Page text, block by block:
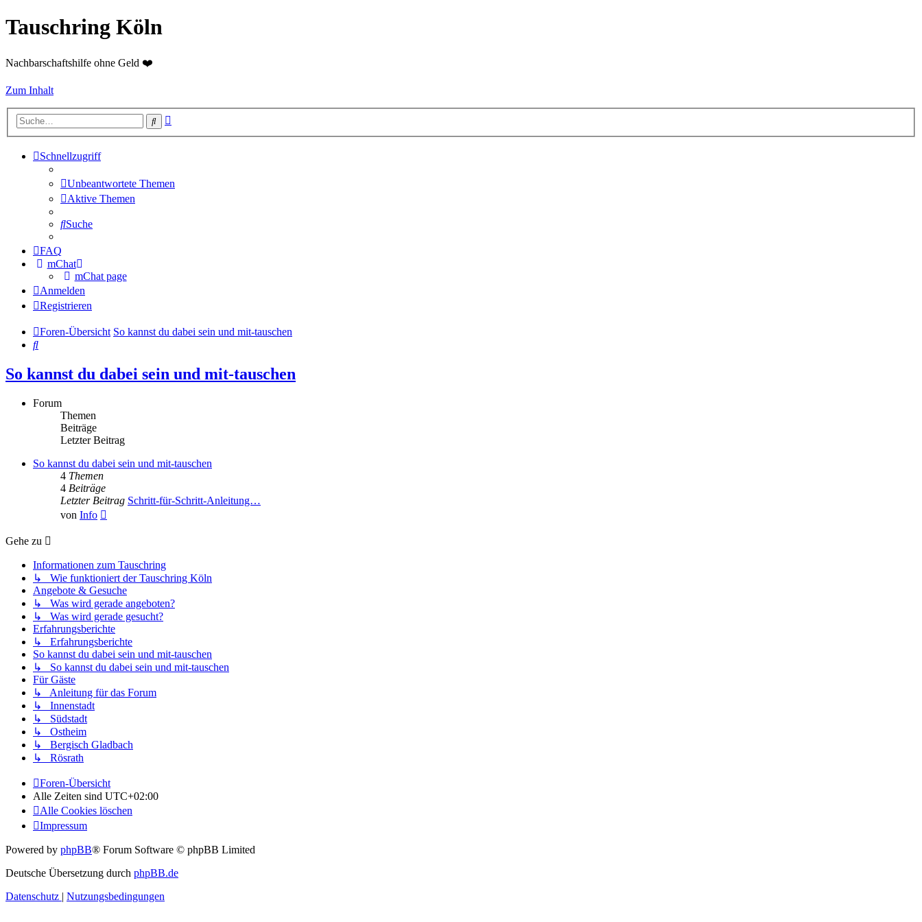
Tauschring Köln
Nachbarschaftshilfe ohne Geld ❤️
Zum Inhalt
Suche
Schnellzugriff
Unbeantwortete Themen
Aktive Themen
Suche
FAQ
mChat
mChat page
Anmelden
Registrieren
Foren-Übersicht So kannst du dabei sein und mit-tauschen
Suche
So kannst du dabei sein und mit-tauschen
Forum
Themen
Beiträge
Letzter Beitrag
So kannst du dabei sein und mit-tauschen
4 Themen
4 Beiträge
Letzter Beitrag Schritt-für-Schritt-Anleitung…
von Info
Gehe zu
Informationen zum Tauschring
↳ Wie funktioniert der Tauschring Köln
Angebote & Gesuche
↳ Was wird gerade angeboten?
↳ Was wird gerade gesucht?
Erfahrungsberichte
↳ Erfahrungsberichte
So kannst du dabei sein und mit-tauschen
↳ So kannst du dabei sein und mit-tauschen
Für Gäste
↳ Anleitung für das Forum
↳ Innenstadt
↳ Südstadt
↳ Ostheim
↳ Bergisch Gladbach
↳ Rösrath
Foren-Übersicht
Alle Zeiten sind UTC+02:00
Alle Cookies löschen
Impressum
Powered by phpBB® Forum Software © phpBB Limited
Deutsche Übersetzung durch phpBB.de
Datenschutz | Nutzungsbedingungen